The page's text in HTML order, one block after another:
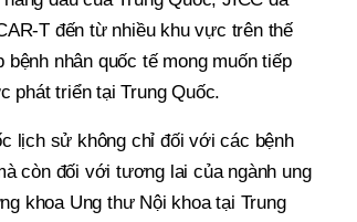
T đến từ nhiều khu vực trên thế
nhân quốc tế mong muốn tiếp
phát triển tại Trung Quốc.
lịch sử không chỉ đối với các bệnh
còn đối với tương lai của ngành ung
khoa Ung thư Nội khoa tại Trung